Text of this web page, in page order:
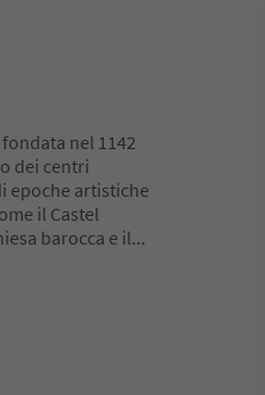
nel 1142
dei centri
epoche artistiche
il Castel
barocca e il...